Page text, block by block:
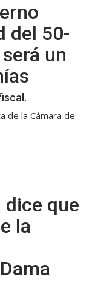
del 50-
un
de la Cámara de
dice que
la